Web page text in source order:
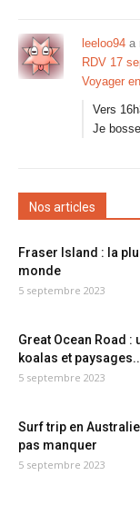
leeloo94 a
RDV 17
Voyager
Vers
Je
Nos articles
Fraser Island : la
monde
5 septembre 2023
Great Ocean Road
koalas et
5 septembre 2023
Surf trip en
pas manquer
5 septembre 2023